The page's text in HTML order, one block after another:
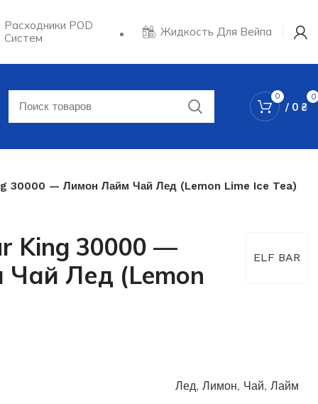
Расходники POD
Систем
Жидкость Для Вейпа
0 0
/ 0 ₴
30000 — Лимон Лайм Чай Лед (Lemon Lime Ice Tea)
ELF BAR
King 30000 —
Лед (Lemon
Лед, Лимон, Чай, Лайм